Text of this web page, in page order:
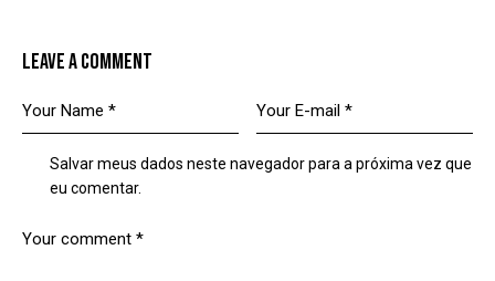
LEAVE A COMMENT
Salvar meus dados neste navegador para a próxima vez que
eu comentar.